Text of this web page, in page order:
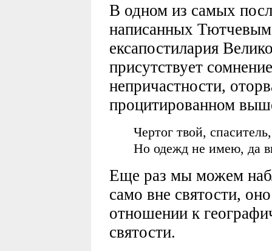
В одном из самых
написанных
ексапостилария
присутствует
непричастности,
процитированном
Чертог твой,
Но одежд не имею, да
Еще раз мы можем
само вне святости,
отношении к
святости.